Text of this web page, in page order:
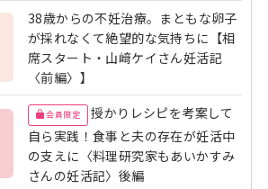
38歳からの不妊治療。まともな卵子
が採れなくて絶望的な気持ちに【相
席スタート・山﨑ケイさん妊活記
〈前編〉】
会員限定
授かりレシピを考案して
自ら実践！食事と夫の存在が妊活中
の支えに〈料理研究家もあいかすみ
さんの妊活記〉後編